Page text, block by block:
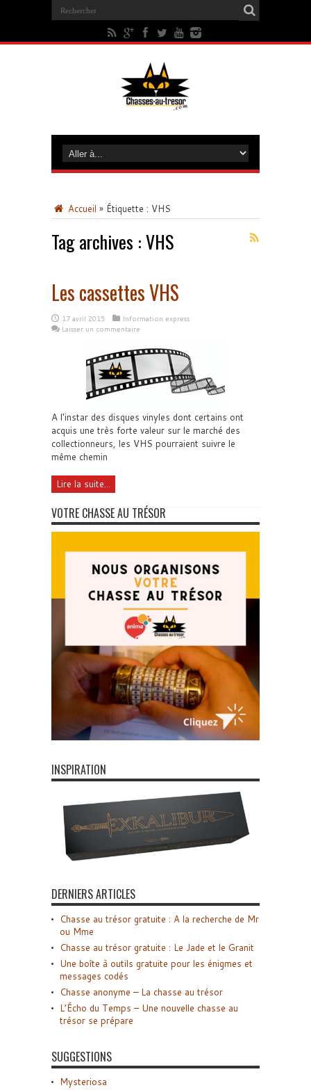
Accueil » Étiquette : VHS
Tag archives :VHS
Les cassettes VHS
17 avril 2015
Information express
Laisser un commentaire
A l'instar des disques vinyles dont certains ont
acquis une très forte valeur sur le marché des
collectionneurs, les VHS pourraient suivre le
même chemin
Lire la suite...
VOTRE CHASSE AU TRÉSOR
INSPIRATION
DERNIERS ARTICLES
Chasse au trésor gratuite : A la recherche de Mr
ou Mme
Chasse au trésor gratuite : Le Jade et le Granit
Une boîte à outils gratuite pour les énigmes et
messages codés
Chasse anonyme – La chasse au trésor
L’Écho du Temps – Une nouvelle chasse au
trésor se prépare
SUGGESTIONS
Mysteriosa